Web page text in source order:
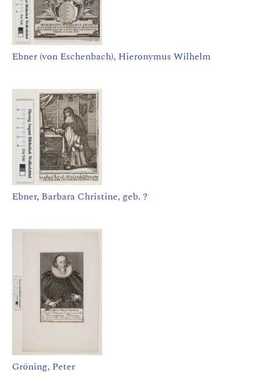
Ebner (von Eschenbach), Hieronymus Wilhelm
Ebner, Barbara Christine, geb. ?
Gröning, Peter